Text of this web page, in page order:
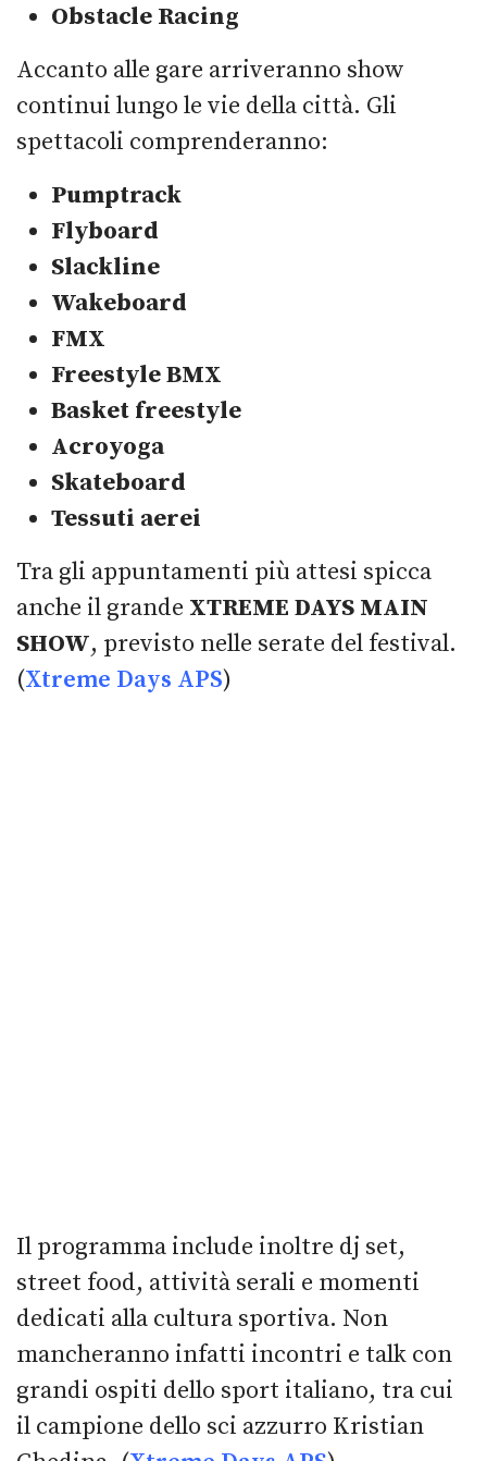
Obstacle Racing
Accanto alle gare arriveranno show
continui lungo le vie della città. Gli
spettacoli comprenderanno:
Pumptrack
Flyboard
Slackline
Wakeboard
FMX
Freestyle BMX
Basket freestyle
Acroyoga
Skateboard
Tessuti aerei
Tra gli appuntamenti più attesi spicca
anche il grande XTREME DAYS MAIN
SHOW, previsto nelle serate del festival.
(Xtreme Days APS)
Il programma include inoltre dj set,
street food, attività serali e momenti
dedicati alla cultura sportiva. Non
mancheranno infatti incontri e talk con
grandi ospiti dello sport italiano, tra cui
il campione dello sci azzurro Kristian